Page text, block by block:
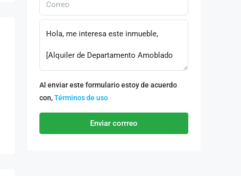
Al enviar este formulario estoy de acuerdo
con,Términos de uso
Enviar corrreo